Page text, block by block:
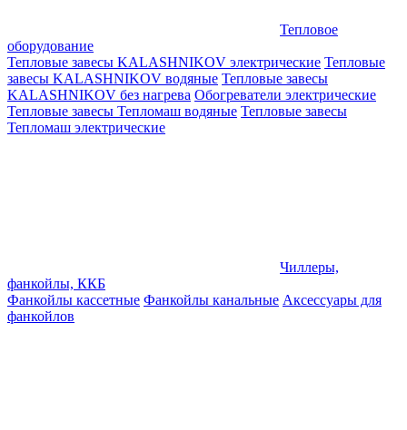
Тепловое
оборудование
Тепловые завесы KALASHNIKOV электрические Тепловые
завесы KALASHNIKOV водяные Тепловые завесы
KALASHNIKOV без нагрева Обогреватели электрические
Тепловые завесы Тепломаш водяные Тепловые завесы
Тепломаш электрические
Чиллеры,
фанкойлы, ККБ
Фанкойлы кассетные Фанкойлы канальные Аксессуары для
фанкойлов